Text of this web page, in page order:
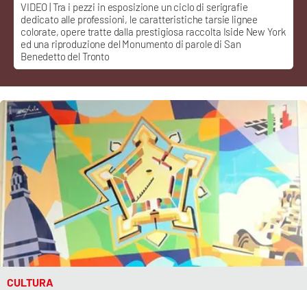
VIDEO
Ambiente
Cultura
Economia e Lavoro
Politica
Sanità
Società
VIDEO | Tra i pezzi in esposizione un ciclo di serigrafie
dedicato alle professioni, le caratteristiche tarsie lignee
colorate, opere tratte dalla prestigiosa raccolta Iside New York
ed una riproduzione del Monumento di parole di San
Benedetto del Tronto
CULTURA